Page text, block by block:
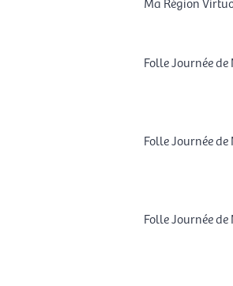
Folle Journée de
Folle Journée de
Folle Journée de